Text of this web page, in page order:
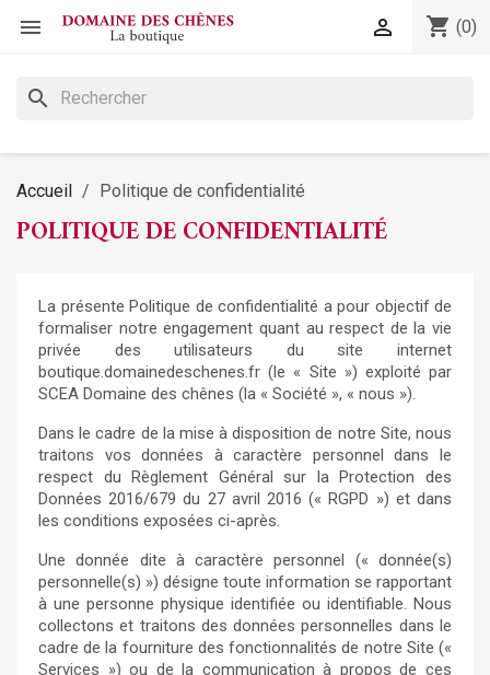
 shopping_cart (0)

search
Accueil Politique de confidentialité
POLITIQUE DE CONFIDENTIALITÉ
La présente Politique de confidentialité a pour objectif de
formaliser notre engagement quant au respect de la vie
privée des utilisateurs du site internet
boutique.domainedeschenes.fr (le « Site ») exploité par
SCEA Domaine des chênes (la « Société », « nous »).
Dans le cadre de la mise à disposition de notre Site, nous
traitons vos données à caractère personnel dans le
respect du Règlement Général sur la Protection des
Données 2016/679 du 27 avril 2016 (« RGPD ») et dans
les conditions exposées ci-après.
Une donnée dite à caractère personnel (« donnée(s)
personnelle(s) ») désigne toute information se rapportant
à une personne physique identifiée ou identifiable. Nous
collectons et traitons des données personnelles dans le
cadre de la fourniture des fonctionnalités de notre Site («
Services ») ou de la communication à propos de ces